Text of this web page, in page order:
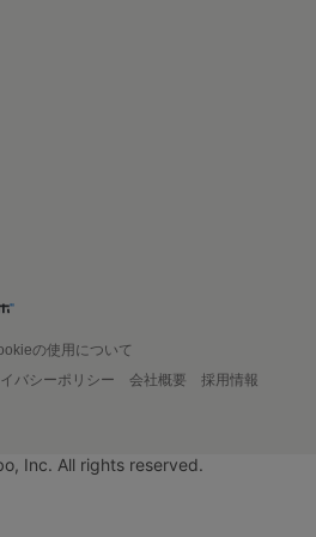
の使用について
バシーポリシー 会社概要
採用情報
Inc. All rights reserved.